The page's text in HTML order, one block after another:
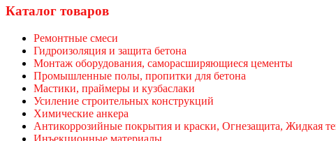
Каталог товаров
Ремонтные смеси
Гидроизоляция и защита бетона
Монтаж оборудования, саморасширяющиеся цементы
Промышленные полы, пропитки для бетона
Мастики, праймеры и кузбаслаки
Усиление строительных конструкций
Химические анкера
Антикоррозийные покрытия и краски, Огнезащита, Жидкая
Инъекционные материалы